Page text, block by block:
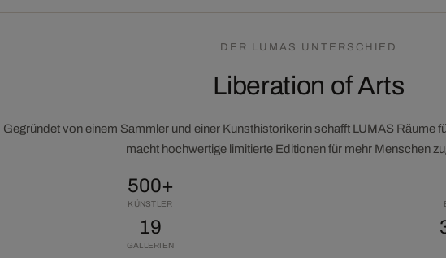
DER LUMAS UNTERSCHIED
Liberation of Arts
Gegründet von einem Sammler und einer Kunsthistorikerin schafft LUMAS Räume
macht hochwertige limitierte Editionen für mehr Menschen
500+
KÜNSTLER
19
GALLERIEN